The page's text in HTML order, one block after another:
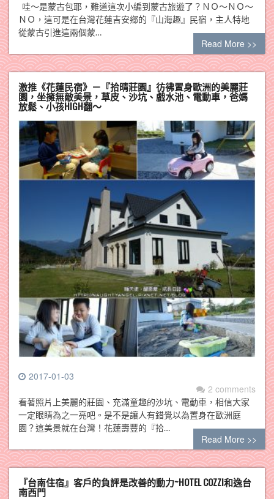
哇～是蒙古包耶，難道這次小編到蒙古旅遊了？ＮＯ～ＮＯ～
ＮＯ，這可是在台灣花蓮吉安鄉的『山海趣』民宿，主人特地
從蒙古引進這兩個蒙…
Read More >>
激推《花蓮民宿》－『拾晴莊園』彷彿置身歐洲的美麗莊
園，坐擁無敵美景，草皮、沙坑、戲水池、電動車，爸媽
放鬆、小孩HIGH翻～
2017-01-03
2 comments
看著照片上美麗的莊園、充滿童趣的沙坑、電動車，相信大家
一定眼睛為之一亮吧。是不是讓人有錯覺以為置身在歐洲庭
園？這美景就在台灣！花蓮壽豐的『拾…
Read More >>
『台南住宿』客戶的負評是改善的動力~HOTEL COZZI和逸台
南西門